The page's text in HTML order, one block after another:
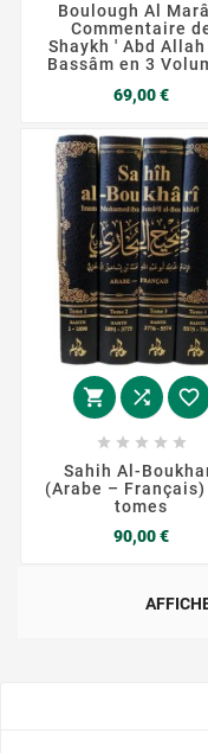
Boulough Al
Commentaire
Shaykh ' Abd
Bassâm en 3
69,00 €Prix
  
    
Sahih Al-
(Arabe – Français)
tomes
90,00 €Prix